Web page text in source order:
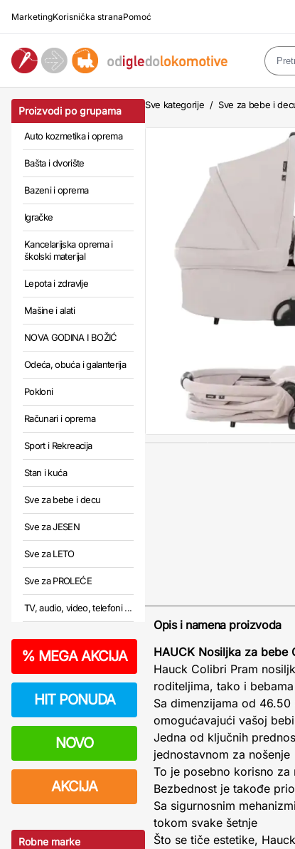
MarketingKorisnička stranaPomoć
Proizvodi po grupama
Auto kozmetika i oprema
Bašta i dvorište
Bazeni i oprema
Igračke
Kancelarijska oprema i
školski materijal
Lepota i zdravlje
Mašine i alati
NOVA GODINA I BOŽIĆ
Odeća, obuća i galanterija
Pokloni
Računari i oprema
Sport i Rekreacija
Stan i kuća
Sve za bebe i decu
Sve za JESEN
Sve za LETO
Sve za PROLEĆE
TV, audio, video, telefoni ...
% MEGA AKCIJA
HIT PONUDA
NOVO
AKCIJA
Robne marke
Sve kategorije / Sve za bebe i
Opis i namena proizvoda
HAUCK Nosiljka za bebe
Hauck Colibri Pram
roditeljima, tako i
Sa dimenzijama od
omogućavajući vašoj
Jedna od ključnih
jednostavnom za nošenje
To je posebno korisno
Bezbednost je takođe
Sa sigurnosnim
tokom svake šetnje
Što se tiče estetike,